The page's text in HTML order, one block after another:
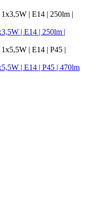
| E14 | 250lm |
| E14 | P45 | 470lm